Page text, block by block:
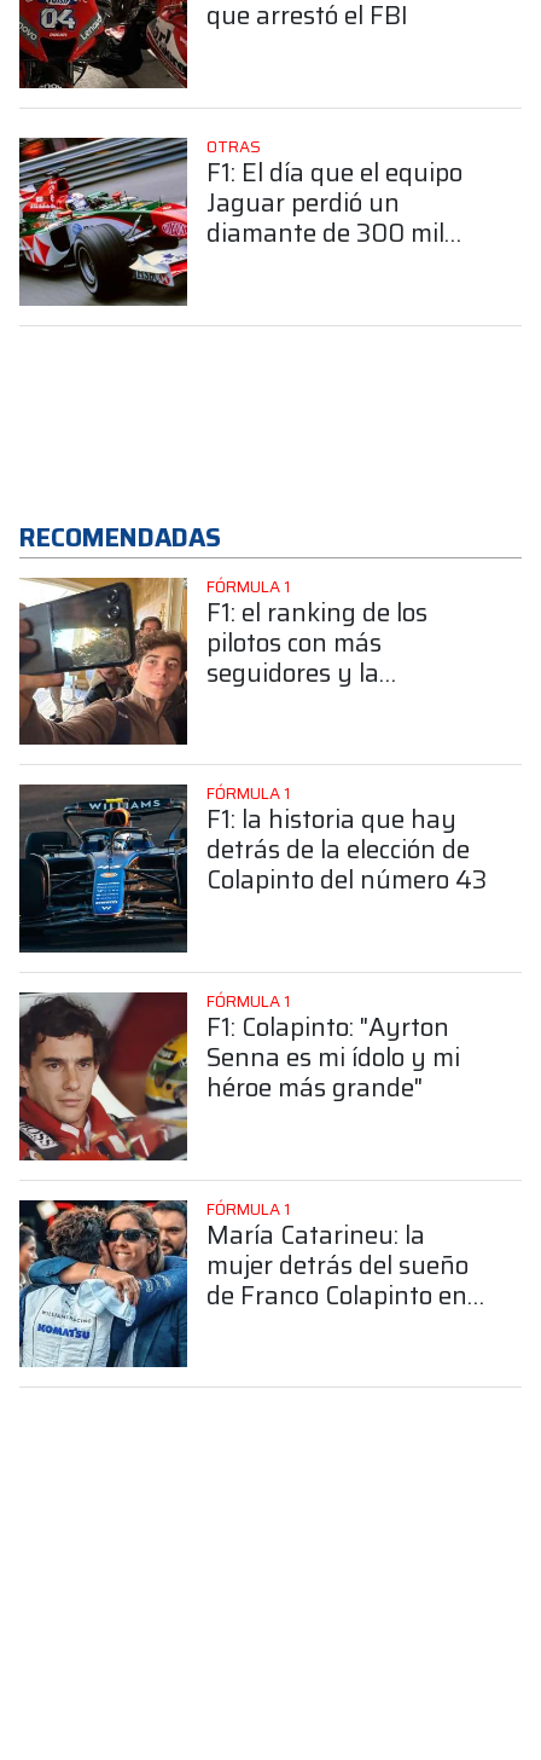
que arrestó el FBI
OTRAS
F1: El día que el equipo
Jaguar perdió un
diamante de 300 mil
RECOMENDADAS
FÓRMULA 1
F1: el ranking de los
pilotos con más
seguidores y la
FÓRMULA 1
F1: la historia que hay
detrás de la elección de
Colapinto del número 43
FÓRMULA 1
F1: Colapinto: "Ayrton
Senna es mi ídolo y mi
héroe más grande"
FÓRMULA 1
María Catarineu: la
mujer detrás del sueño
de Franco Colapinto en